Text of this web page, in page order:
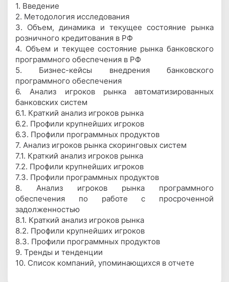
1. Введение
2. Методология исследования
3. Объем, динамика и текущее состояние рынка
розничного кредитования в РФ
4. Объем и текущее состояние рынка банковского
программного обеспечения в РФ
5. Бизнес-кейсы внедрения банковского
программного обеспечения
6. Анализ игроков рынка автоматизированных
банковских систем
6.1. Краткий анализ игроков рынка
6.2. Профили крупнейших игроков
6.3. Профили программных продуктов
7. Анализ игроков рынка скоринговых систем
7.1. Краткий анализ игроков рынка
7.2. Профили крупнейших игроков
7.3. Профили программных продуктов
8. Анализ игроков рынка программного
обеспечения по работе с просроченной
задолженностью
8.1. Краткий анализ игроков рынка
8.2. Профили крупнейших игроков
8.3. Профили программных продуктов
9. Тренды и тенденции
10. Список компаний, упоминающихся в отчете